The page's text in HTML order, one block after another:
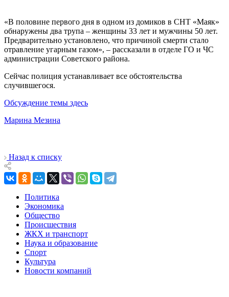
«В половине первого дня в одном из домиков в СНТ «Маяк»
обнаружены два трупа – женщины 33 лет и мужчины 50 лет.
Предварительно установлено, что причиной смерти стало
отравление угарным газом», – рассказали в отделе ГО и ЧС
администрации Советского района.
Сейчас полиция устанавливает все обстоятельства
случившегося.
Обсуждение темы здесь
Марина Мезина
Назад к списку
Политика
Экономика
Общество
Происшествия
ЖКХ и транспорт
Наука и образование
Спорт
Культура
Новости компаний